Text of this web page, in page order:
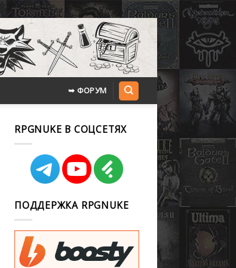
➥ ФОРУМ
RPGNUKE В СОЦСЕТЯХ
ПОДДЕРЖКА RPGNUKE